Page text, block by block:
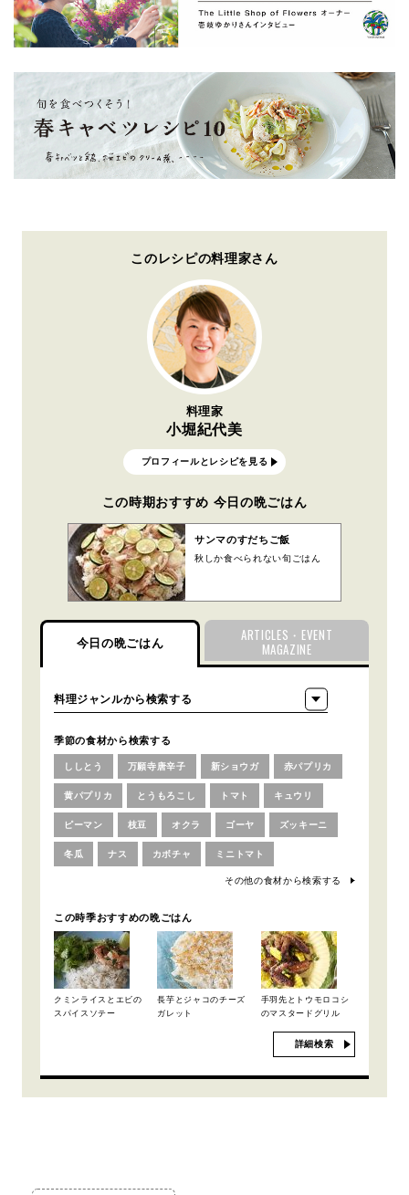
このレシピの料理家さん
料理家
小堀紀代美
プロフィールとレシピを見る
この時期おすすめ 今日の晩ごはん
サンマのすだちご飯
秋しか食べられない旬ごはん
今日の晩ごはん
ARTICLES・EVENT
MAGAZINE
季節の食材から検索する
ししとう 万願寺唐辛子 新ショウガ 赤パプリカ
黄パプリカ とうもろこし トマト キュウリ
ピーマン 枝豆 オクラ ゴーヤ ズッキーニ
冬瓜 ナス カボチャ ミニトマト
その他の食材から検索する
この時季おすすめの晩ごはん
クミンライスとエビの
スパイスソテー
長芋とジャコのチーズ
ガレット
手羽先とトウモロコシ
のマスタードグリル
詳細検索